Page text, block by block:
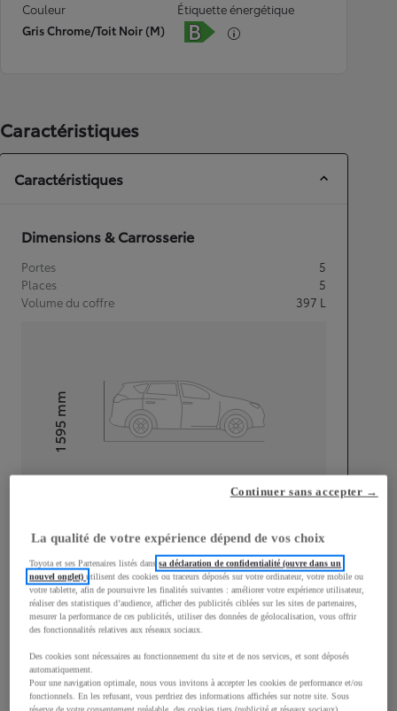
Couleur
Gris Chrome/Toit Noir (M)
Étiquette énergétique
Caractéristiques
Caractéristiques
Dimensions & Carrosserie
Portes
5
Places
5
Volume du coffre
397 L
Longueur
4 180mm
Hauteur1 595
mm
Largeur
1 765mm
Consommation mixte
La qualité de votre expérience dépend de vos choix
Toyota et ses Partenaires listés danssa déclaration de confidentialité (ouvre dans un
nouvel onglet)utilisent des cookies ou traceurs déposés sur votre ordinateur, votre mobile ou
votre tablette, afin de poursuivre les finalités suivantes : améliorer votre expérience utilisateur,
réaliser des statistiques d’audience, afficher des publicités ciblées sur les sites de partenaires,
mesurer la performance de ces publicités, utiliser des données de géolocalisation, vous offrir
des fonctionnalités relatives aux réseaux sociaux.
Des cookies sont nécessaires au fonctionnement du site et de nos services, et sont déposés
automatiquement.
Pour une navigation optimale, nous vous invitons à accepter les cookies de performance et/ou
fonctionnels. En les refusant, vous perdriez des informations affichées sur notre site. Sous
Continuer sans accepter →